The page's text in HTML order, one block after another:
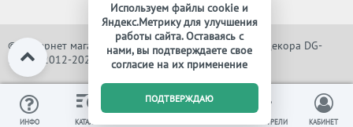
© Интернет магазин дизайнерской мебели, света и декора DG-
HOME, 2012-2026. Все права защищены
ИНФО КАТАЛОГ
0
ВЫ СМОТРЕЛИ КАБИНЕТ
Используем файлы cookie и
Яндекс.Метрику для улучшения
работы сайта. Оставаясь с
нами, вы подтверждаете свое
согласие на их применение
ПОДТВЕРЖДАЮ